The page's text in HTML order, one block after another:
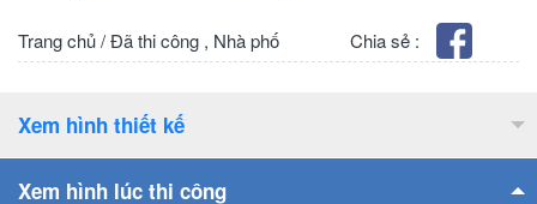
Chia sẻ :
Trang chủ/Đã thi công , Nhà phố
Xem hình thiết kế
Xem hình lúc thi công